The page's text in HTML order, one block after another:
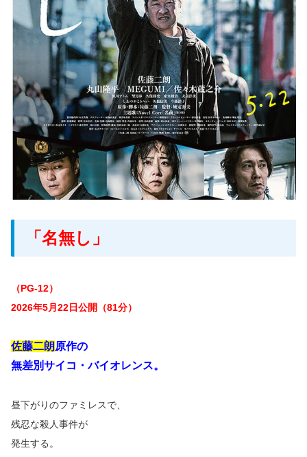
「名無し」
（PG-12）
2026年5月22日公開（81分）
佐藤二朗 原作の
無差別サイコ・バイオレンス。
昼下がりのファミレスで、
残忍な殺人事件が
発生する。